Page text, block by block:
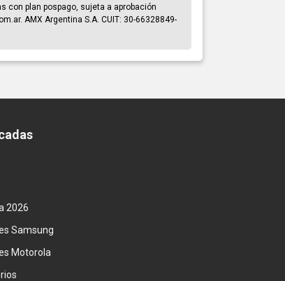
con plan pospago, sujeta a aprobación
AMX Argentina S.A. CUIT: 30-66328849-
2026
Samsung
Motorola